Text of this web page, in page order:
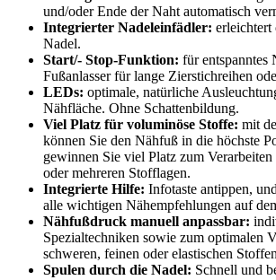
und/oder Ende der Naht automatisch
Integrierter Nadeleinfädler: erleichtert
Nadel.
Start/- Stop-Funktion: für entspanntes
Fußanlasser für lange Zierstichreihen
LEDs: optimale, natürliche
Nähfläche. Ohne Schattenbildung.
Viel Platz für voluminöse Stoffe: mit
können Sie den Nähfuß in die höchste
gewinnen Sie viel Platz zum
oder mehreren Stofflagen.
Integrierte Hilfe: Infotaste antippen,
alle wichtigen Nähempfehlungen auf
Nähfußdruck manuell anpassbar:
Spezialtechniken sowie zum optimalen
schweren, feinen oder elastischen
Spulen durch die Nadel: Schnell und